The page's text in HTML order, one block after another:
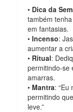
• Dica da
também
em fantasias.
•Incenso:
aumentar a
• Ritual:
permitindo-se
amarras.
• Mantra: “Eu
permitindo
leve.”